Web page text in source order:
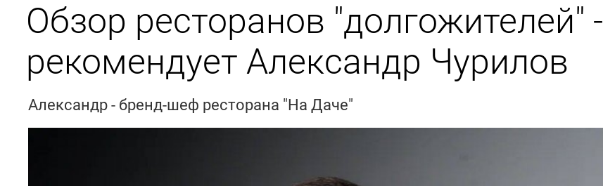
Обзор ресторанов "долгожителей" -
рекомендует Александр Чурилов
Александр - бренд-шеф ресторана "На Даче"